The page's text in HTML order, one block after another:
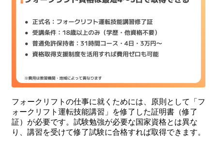
フォークリフトの仕事に就くためには、原則として「フ
ォークリフト運転技能講習」を修了した証明書（修了
証）が必要です。試験勉強が必要な国家資格とは異な
り、講習を受けて修了試験に合格すれば取得できます。